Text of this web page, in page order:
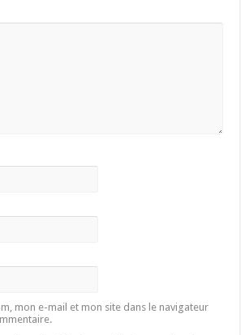
mon e-mail et mon site dans le navigateur